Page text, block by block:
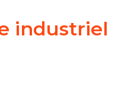
industriel